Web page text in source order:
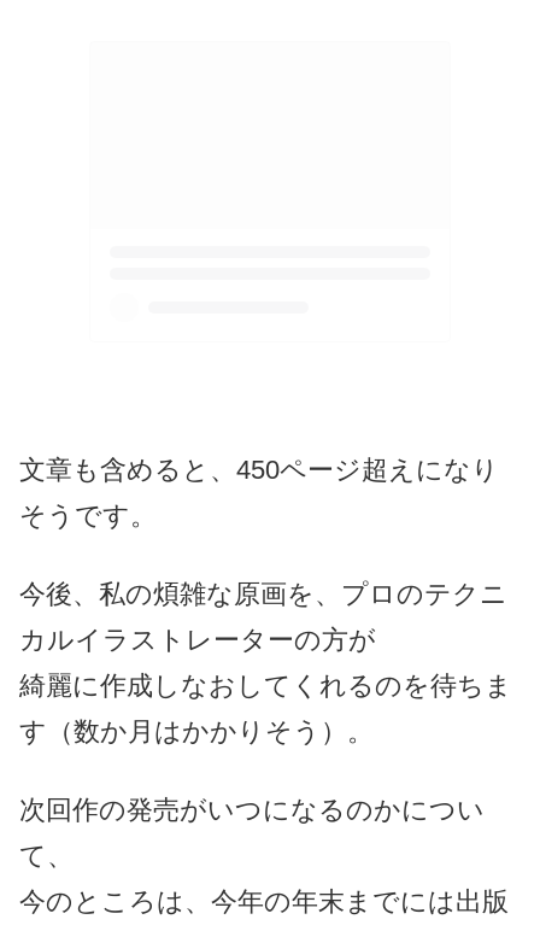
文章も含めると、450ページ超えになり
そうです。
今後、私の煩雑な原画を、プロのテクニ
カルイラストレーターの方が
綺麗に作成しなおしてくれるのを待ちま
す（数か月はかかりそう）。
次回作の発売がいつになるのかについ
て、
今のところは、今年の年末までには出版